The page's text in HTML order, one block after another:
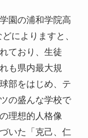
園の浦和学院高
によりますと、
ており、生徒
も県内最大規
部をはじめ、テ
の盛んな学校で
理想的人格像
いた「克己、仁